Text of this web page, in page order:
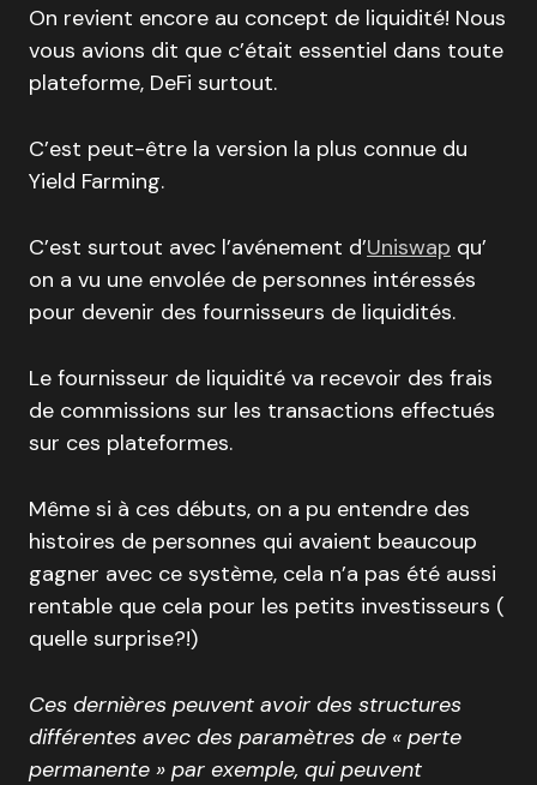
On revient encore au concept de liquidité! Nous
vous avions dit que c’était essentiel dans toute
plateforme, DeFi surtout.
C’est peut-être la version la plus connue du
Yield Farming.
C’est surtout avec l’avénement d’Uniswap qu’
on a vu une envolée de personnes intéressés
pour devenir des fournisseurs de liquidités.
Le fournisseur de liquidité va recevoir des frais
de commissions sur les transactions effectués
sur ces plateformes.
Même si à ces débuts, on a pu entendre des
histoires de personnes qui avaient beaucoup
gagner avec ce système, cela n’a pas été aussi
rentable que cela pour les petits investisseurs (
quelle surprise?!)
Ces dernières peuvent avoir des structures
différentes avec des paramètres de « perte
permanente » par exemple, qui peuvent